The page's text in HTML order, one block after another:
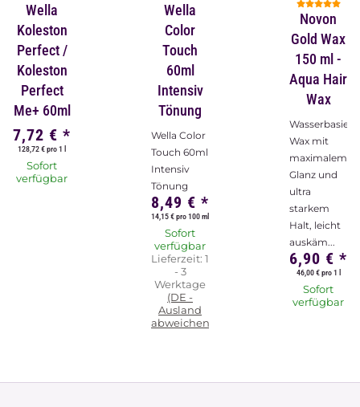
Wella
Koleston
Perfect /
Koleston
Perfect
Me+ 60ml
7,72 € *
128,72 € pro 1 l
Sofort
verfügbar
Wella
Color
Touch
60ml
Intensiv
Tönung
Wella Color
Touch 60ml
Intensiv
Tönung
8,49 € *
14,15 € pro 100 ml
Sofort
verfügbar
Lieferzeit: 1
- 3
Werktage
(DE -
Ausland
abweichend)
Novon
Gold Wax
150 ml -
Aqua Hair
Wax
Wax mit
maximalem
Glanz und
ultra
starkem
Halt, leicht
auskäm...
6,90 € *
46,00 € pro 1 l
Sofort
verfügbar